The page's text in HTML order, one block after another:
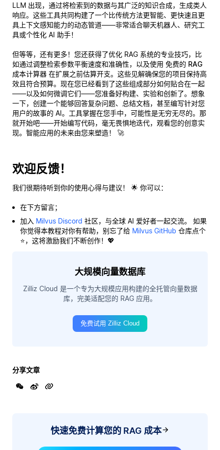
LLM 出现，通过将检索到的数据与其广泛的知识合成，生成类人
响应。这些工具共同构建了一个比传统方法更智能、更快速且更
具上下文感知能力的动态管道——非常适合聊天机器人、研究工
具或个性化 AI 助手！
但等等，还有更多！您还获得了优化 RAG 系统的专业技巧，比
如通过调整检索参数平衡速度和准确性，以及使用 免费的 RAG
成本计算器 在扩展之前估算开支。这些见解确保您的项目保持高
效且符合预算。现在您已经看到了这些组成部分如何贴合在一起
——以及如何微调它们——您准备好构建、实验和创新了。想象
一下，创建一个能够回答复杂问题、总结文档，甚至编写针对您
用户的故事的 AI。工具掌握在您手中，可能性是无穷无尽的。那
就开始吧——开始编写代码，毫无畏惧地迭代，观看您的创意实
现。智能应用的未来由您来塑造！ 🚀
欢迎反馈！
我们很期待听到你的使用心得与建议！ 🌟 你可以：
在下方留言；
加入 Milvus Discord 社区，与全球 AI 爱好者一起交流。 如果
你觉得本教程对你有帮助，别忘了给 Milvus GitHub 仓库点个
⭐，这将激励我们不断创作！💖
大规模向量数据库
Zilliz Cloud 是一个专为大规模应用构建的全托管向量数据
库，完美适配您的 RAG 应用。
免费试用 Zilliz Cloud
分享文章
快速免费计算您的 RAG 成本